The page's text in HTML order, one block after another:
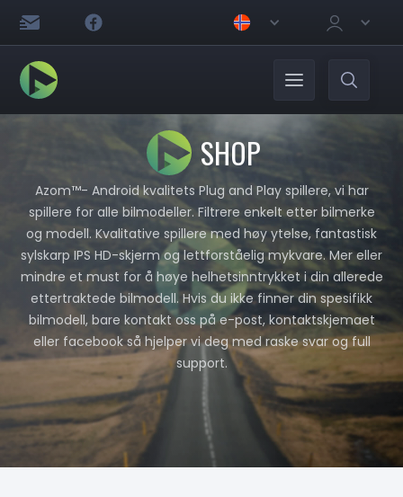
SHOP
Azom™- Android kvalitets Plug and Play spillere, vi har
spillere for alle bilmodeller. Filtrere enkelt etter bilmerke
og modell. Kvalitative spillere med høy ytelse, fantastisk
sylskarp IPS HD-skjerm og lettforståelig mykvare. Mer eller
mindre et must for å høye helhetsinntrykket i din allerede
ettertraktede bilmodell. Hvis du ikke finner din spesifikk
bilmodell, bare kontakt oss på e-post, kontaktskjemaet
eller facebook så hjelper vi deg med raske svar og full
support.